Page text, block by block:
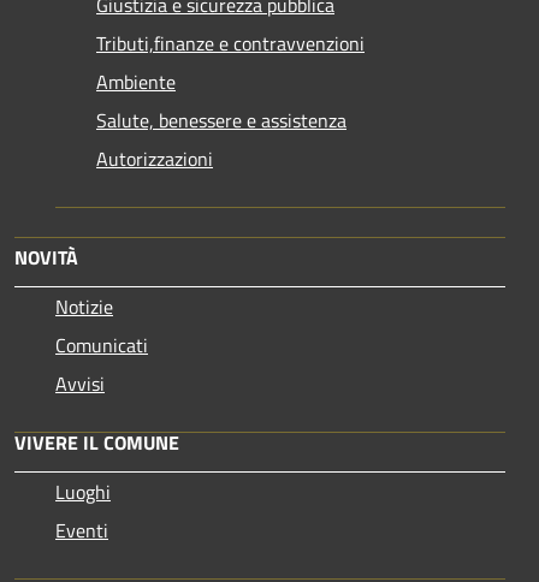
Tributi,finanze e contravvenzioni
Ambiente
Salute, benessere e assistenza
Autorizzazioni
NOVITÀ
Notizie
Comunicati
Avvisi
VIVERE IL COMUNE
Luoghi
Eventi